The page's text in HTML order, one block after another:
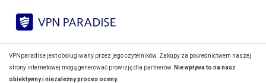
VPNparadise jest obsługiwany przez jego czytelników. Zakupy za pośrednictwem naszej
strony internetowej mogą generować prowizję dla partnerów. Nie wpływa to na nasz
obiektywny i niezależny proces oceny.